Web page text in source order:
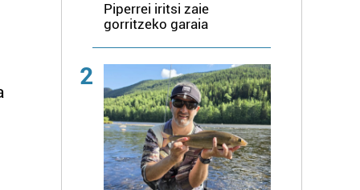
Piperrei iritsi zaie
gorritzeko garaia
2